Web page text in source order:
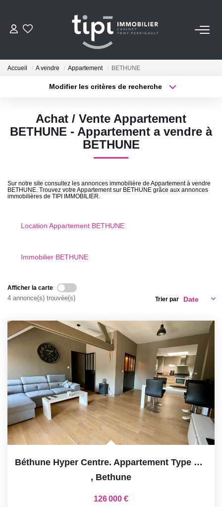
ACHETER
Nos Biens Loués
Biens Vendus
GESTION LOCATIVE
ESTIMATION
Qui Sommes-Nous
Nos Actualités
Avis Clients
Accueil A vendre Appartement BETHUNE
Modifier les critères de recherche
Type de bien
Budget max Plus de critères
Achat / Vente Appartement
BETHUNE - Appartement a vendre à
BETHUNE
Sur notre site consultez les annonces immobilière de Appartement à vendre
BETHUNE. Trouvez votre Appartement sur BETHUNE grâce aux annonces
immobilières de TIPI IMMOBILIER.
Location Appartement BETHUNE
Immobilier BETHUNE
Afficher la carte
4 annonce(s) trouvée(s) Trier par
Béthune Hyper Centre. Appartement Type 2 51m² Avec Parking...
, Bethune
126 000 €